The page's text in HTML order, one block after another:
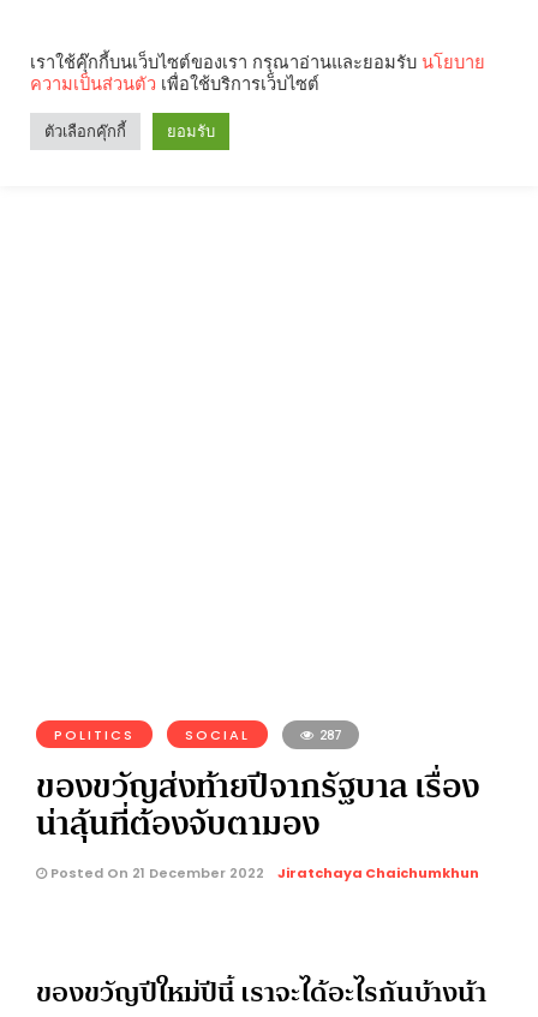
POLITICS SOCIAL 287
ของขวัญส่งท้ายปีจากรัฐบาล เรื่อง
น่าลุ้นที่ต้องจับตามอง
Posted On 21 December 2022 Jiratchaya Chaichumkhun
ของขวัญปีใหม่ปีนี้ เราจะได้อะไรกันบ้างน้า
เราใช้คุ๊กกี้บนเว็บไซต์ของเรา กรุณาอ่านและยอมรับ นโยบาย
ความเป็นส่วนตัว เพื่อใช้บริการเว็บไซต์
ตัวเลือกคุ๊กกี้ ยอมรับ